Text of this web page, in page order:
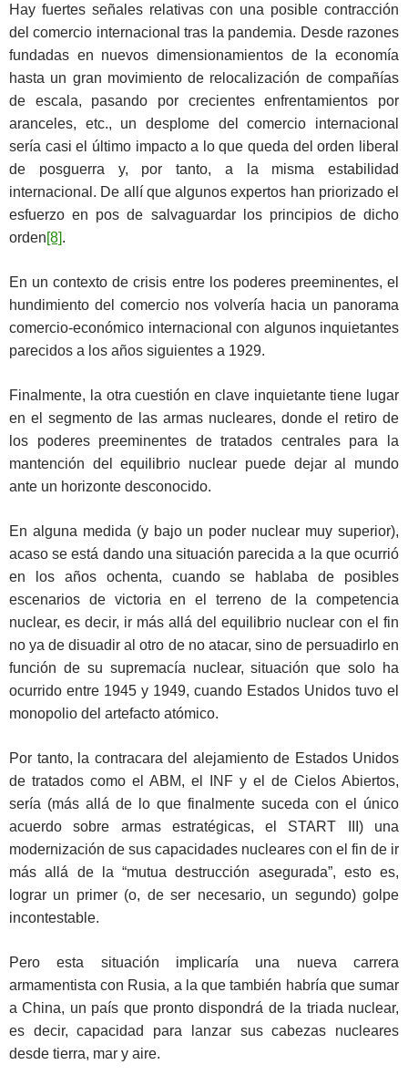
Hay fuertes señales relativas con una posible contracción
del comercio internacional tras la pandemia. Desde razones
fundadas en nuevos dimensionamientos de la economía
hasta un gran movimiento de relocalización de compañías
de escala, pasando por crecientes enfrentamientos por
aranceles, etc., un desplome del comercio internacional
sería casi el último impacto a lo que queda del orden liberal
de posguerra y, por tanto, a la misma estabilidad
internacional. De allí que algunos expertos han priorizado el
esfuerzo en pos de salvaguardar los principios de dicho
orden[8].
En un contexto de crisis entre los poderes preeminentes, el
hundimiento del comercio nos volvería hacia un panorama
comercio-económico internacional con algunos inquietantes
parecidos a los años siguientes a 1929.
Finalmente, la otra cuestión en clave inquietante tiene lugar
en el segmento de las armas nucleares, donde el retiro de
los poderes preeminentes de tratados centrales para la
mantención del equilibrio nuclear puede dejar al mundo
ante un horizonte desconocido.
En alguna medida (y bajo un poder nuclear muy superior),
acaso se está dando una situación parecida a la que ocurrió
en los años ochenta, cuando se hablaba de posibles
escenarios de victoria en el terreno de la competencia
nuclear, es decir, ir más allá del equilibrio nuclear con el fin
no ya de disuadir al otro de no atacar, sino de persuadirlo en
función de su supremacía nuclear, situación que solo ha
ocurrido entre 1945 y 1949, cuando Estados Unidos tuvo el
monopolio del artefacto atómico.
Por tanto, la contracara del alejamiento de Estados Unidos
de tratados como el ABM, el INF y el de Cielos Abiertos,
sería (más allá de lo que finalmente suceda con el único
acuerdo sobre armas estratégicas, el START III) una
modernización de sus capacidades nucleares con el fin de ir
más allá de la “mutua destrucción asegurada”, esto es,
lograr un primer (o, de ser necesario, un segundo) golpe
incontestable.
Pero esta situación implicaría una nueva carrera
armamentista con Rusia, a la que también habría que sumar
a China, un país que pronto dispondrá de la triada nuclear,
es decir, capacidad para lanzar sus cabezas nucleares
desde tierra, mar y aire.